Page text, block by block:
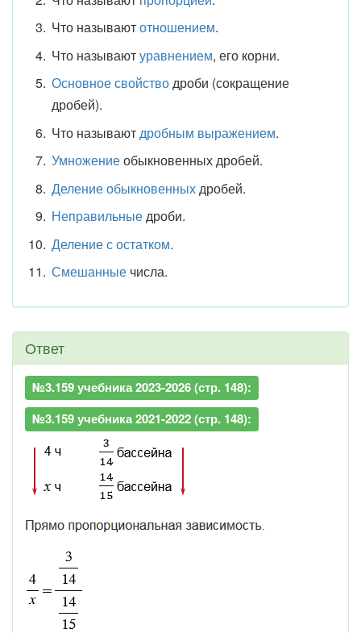
Что называютотношением.
Что называютуравнением, его корни.
Основное свойстводроби (сокращение
дробей).
Что называют дробным выражением.
Умножениеобыкновенных дробей.
Деление обыкновенныхдробей.
Неправильныедроби.
Деление с остатком.
Смешанныечисла.
Ответ
№3.159 учебника 2023-2026 (стр. 148):
№3.159 учебника 2021-2022 (стр. 148):